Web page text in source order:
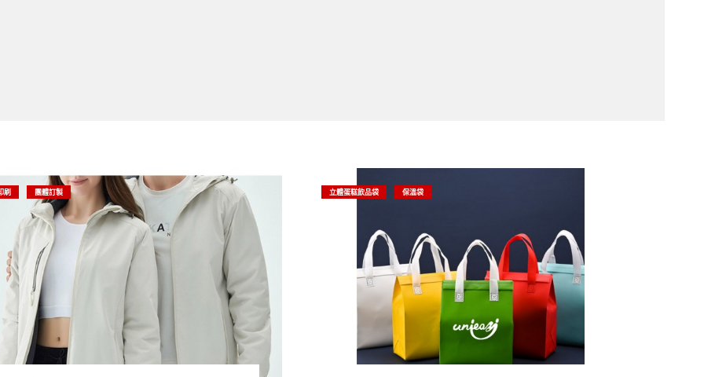
衝鋒衣印刷
13.03.2025
印刷衝鋒衣, 可製作
衝鋒衣印logo
刷 團體訂製 立體蛋糕飲品袋 保溫袋